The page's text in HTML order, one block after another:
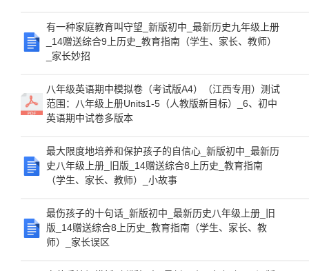
有一种家庭教育叫守望_新版初中_最新历史九年级上册
_14赠送综合9上历史_教育指南（学生、家长、教师）
_家长妙招
八年级英语期中模拟卷（考试版A4）（江西专用）测试
范围：八年级上册Units1-5（人教版新目标）_6、初中
英语期中试卷多版本
最大限度地培养和保护孩子的自信心_新版初中_最新历
史八年级上册_旧版_14赠送综合8上历史_教育指南
（学生、家长、教师）_小故事
最伤孩子的十句话_新版初中_最新历史八年级上册_旧
版_14赠送综合8上历史_教育指南（学生、家长、教
师）_家长误区